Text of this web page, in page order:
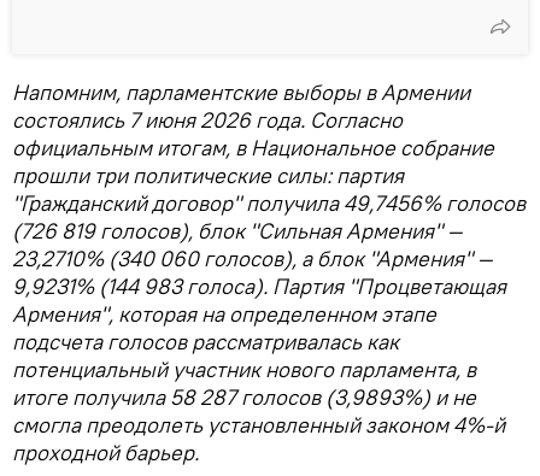
Напомним, парламентские выборы в Армении
состоялись 7 июня 2026 года. Согласно
официальным итогам, в Национальное собрание
прошли три политические силы: партия
"Гражданский договор" получила 49,7456% голосов
(726 819 голосов), блок "Сильная Армения" —
23,2710% (340 060 голосов), а блок "Армения" —
9,9231% (144 983 голоса). Партия "Процветающая
Армения", которая на определенном этапе
подсчета голосов рассматривалась как
потенциальный участник нового парламента, в
итоге получила 58 287 голосов (3,9893%) и не
смогла преодолеть установленный законом 4%-й
проходной барьер.